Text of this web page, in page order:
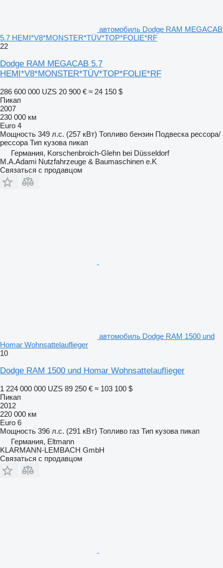
автомобиль Dodge RAM MEGACAB
5.7 HEMI*V8*MONSTER*TÜV*TOP*FOLIE*RF
22
Dodge RAM MEGACAB 5.7
HEMI*V8*MONSTER*TÜV*TOP*FOLIE*RF
286 600 000 UZS 20 900 € ≈ 24 150 $
Пикап
2007
230 000 км
Euro 4
Мощность 349 л.с. (257 кВт) Топливо бензин Подвеска рессора/
рессора Тип кузова пикап
Германия, Korschenbroich-Glehn bei Düsseldorf
M.A.Adami Nutzfahrzeuge & Baumaschinen e.K
Связаться с продавцом
автомобиль Dodge RAM 1500 und
Homar Wohnsattelauflieger
10
Dodge RAM 1500 und Homar Wohnsattelauflieger
1 224 000 000 UZS 89 250 € ≈ 103 100 $
Пикап
2012
220 000 км
Euro 6
Мощность 396 л.с. (291 кВт) Топливо газ Тип кузова пикап
Германия, Eltmann
KLARMANN-LEMBACH GmbH
Связаться с продавцом